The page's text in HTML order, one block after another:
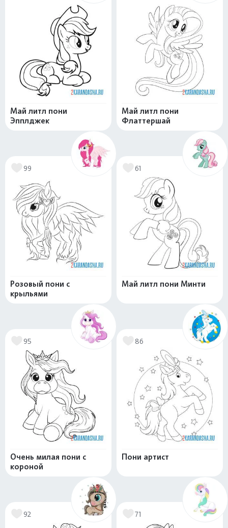
Май литл пони
Эпплджек
Май литл пони
Флаттершай
99
Розовый пони с
крыльями
61
Май литл пони Минти
95
Очень милая пони с
короной
86
Пони артист
92 71